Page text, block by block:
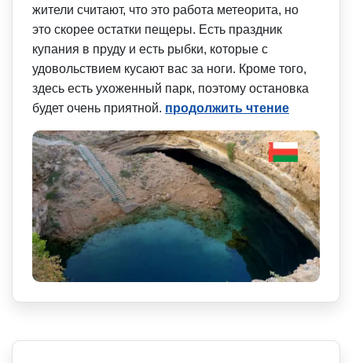
жители считают, что это работа метеорита, но
это скорее остатки пещеры. Есть праздник
купания в пруду и есть рыбки, которые с
удовольствием кусают вас за ноги. Кроме того,
здесь есть ухоженный парк, поэтому остановка
будет очень приятной. продолжить чтение